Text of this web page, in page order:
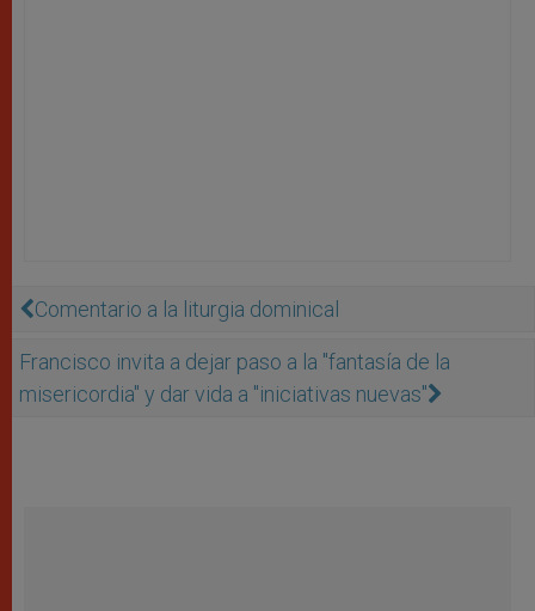
Comentario a la liturgia dominical
Francisco invita a dejar paso a la "fantasía de la
misericordia" y dar vida a "iniciativas nuevas"